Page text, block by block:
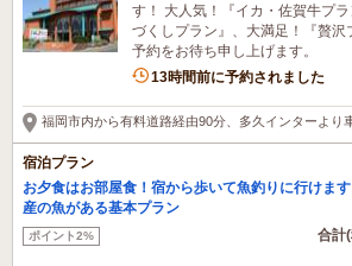
す！ 大人気！『イカ・佐賀牛プ
づくしプラン』、大満足！『贅沢
予約をお待ち申し上げます。
13時間前に予約されました
福岡市内から有料道路経由90分、多久インターより
宿泊プラン
お夕食はお部屋食！宿から歩いて魚釣りに行けま
産の魚がある基本プラン
ポイント2% 合計